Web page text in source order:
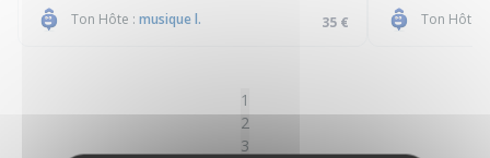
Ton Hôte : musique l. 35 € Ton Hôte :
1
2
3